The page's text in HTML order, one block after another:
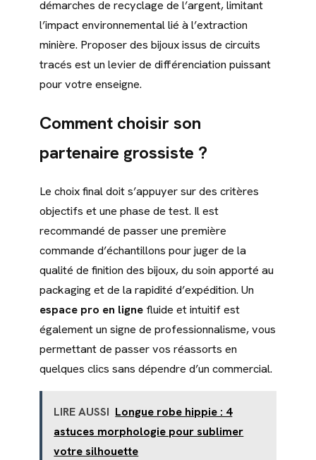
démarches de recyclage de l’argent, limitant
l’impact environnemental lié à l’extraction
minière. Proposer des bijoux issus de circuits
tracés est un levier de différenciation puissant
pour votre enseigne.
Comment choisir son
partenaire grossiste ?
Le choix final doit s’appuyer sur des critères
objectifs et une phase de test. Il est
recommandé de passer une première
commande d’échantillons pour juger de la
qualité de finition des bijoux, du soin apporté au
packaging et de la rapidité d’expédition. Un
espace pro en ligne fluide et intuitif est
également un signe de professionnalisme, vous
permettant de passer vos réassorts en
quelques clics sans dépendre d’un commercial.
LIRE AUSSI Longue robe hippie : 4
astuces morphologie pour sublimer
votre silhouette